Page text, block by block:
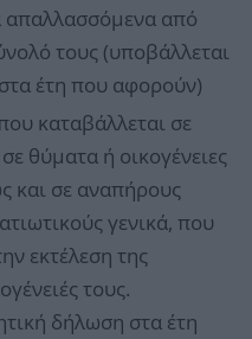
απαλλασσόμενα από
τους (υποβάλλεται
έτη που αφορούν)
καταβάλλεται σε
θύματα ή οικογένειες
και σε αναπήρους
γενικά, που
εκτέλεση της
τους.
δήλωση στα έτη